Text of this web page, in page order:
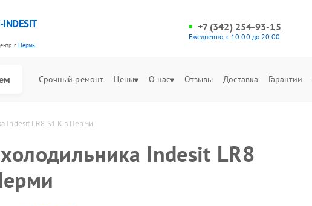
INDESIT
г.Пермь
+7 (342) 254-93-15
Ежедневно, с 10:00 до 20:00
Срочный ремонт Цены О нас Отзывы Доставка Гарантии
Indesit LR8 S1 K в Перми
Indesit LR8